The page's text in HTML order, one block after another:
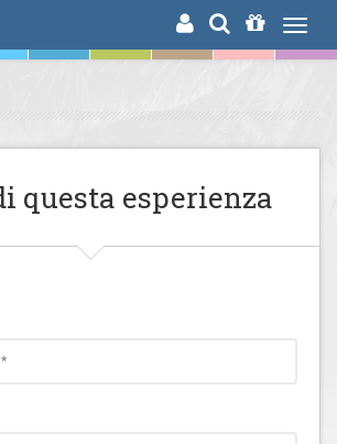
RICERCA
questa esperienza